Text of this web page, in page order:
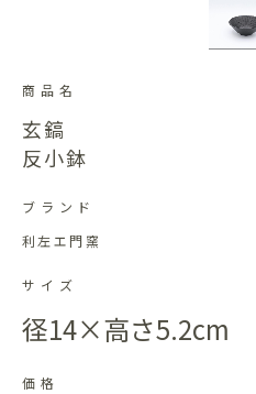
商品名
玄鎬
反小鉢
ブランド
利左エ門窯
サイズ
径14×高さ5.2cm
価格